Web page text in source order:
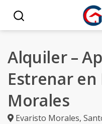
Alquiler –
Estrenar en
Morales
Evaristo Morales,